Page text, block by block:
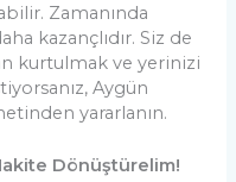
Zamanında
kazançlıdır. Siz de
kurtulmak ve yerinizi
Aygün
yararlanın.
Dönüştürelim!